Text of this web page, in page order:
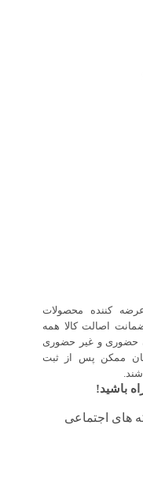
کننده محصولات
ضمانت اصالت کالا همه
حضوری و غیر حضوری
ممکن پس از ثبت
باشید!